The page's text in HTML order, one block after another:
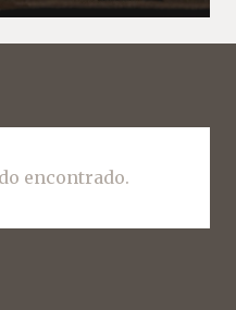
encontrado.